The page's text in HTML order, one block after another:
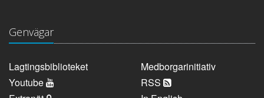
Genvägar
Lagtingsbiblioteket
Medborgarinitiativ
Youtube
RSS